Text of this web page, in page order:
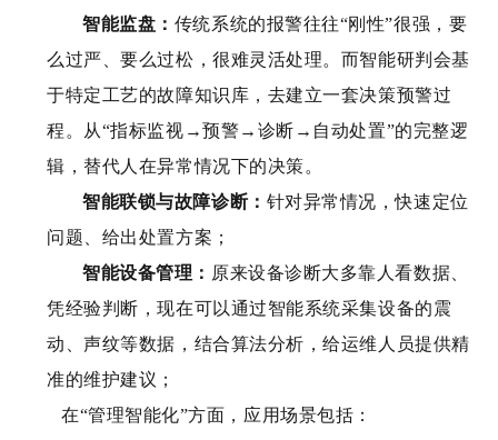
智能监盘： 传统系统的报警往往“刚性”很强，要
么过严、要么过松，很难灵活处理。而智能研判会基
于特定工艺的故障知识库，去建立一套决策预警过
程。从“指标监视→预警→诊断→自动处置”的完整逻
辑，替代人在异常情况下的决策。
智能联锁与故障诊断： 针对异常情况，快速定位
问题、给出处置方案；
智能设备管理： 原来设备诊断大多靠人看数据、
凭经验判断，现在可以通过智能系统采集设备的震
动、声纹等数据，结合算法分析，给运维人员提供精
准的维护建议；
在“管理智能化”方面，应用场景包括：